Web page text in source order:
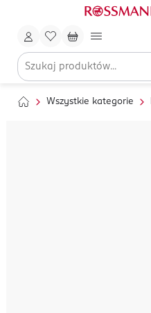
Wszystkie kategorie